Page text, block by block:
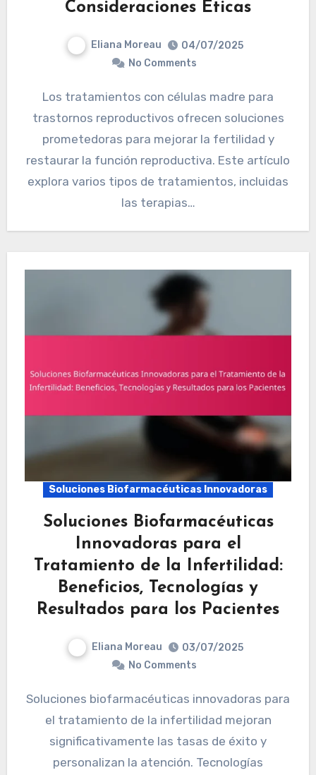
Consideraciones Éticas
Eliana Moreau
04/07/2025
No Comments
Los tratamientos con células madre para
trastornos reproductivos ofrecen soluciones
prometedoras para mejorar la fertilidad y
restaurar la función reproductiva. Este artículo
explora varios tipos de tratamientos, incluidas
las terapias…
Soluciones Biofarmacéuticas Innovadoras
Soluciones Biofarmacéuticas
Innovadoras para el
Tratamiento de la Infertilidad:
Beneficios, Tecnologías y
Resultados para los Pacientes
Eliana Moreau
03/07/2025
No Comments
Soluciones biofarmacéuticas innovadoras para
el tratamiento de la infertilidad mejoran
significativamente las tasas de éxito y
personalizan la atención. Tecnologías